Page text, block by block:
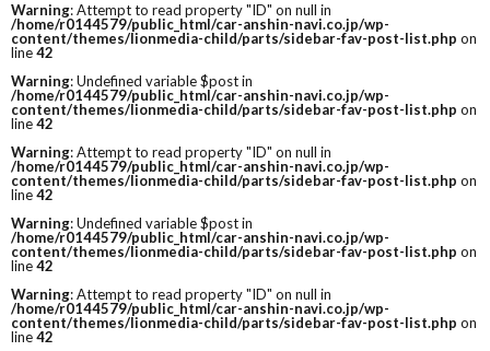
Warning: Attempt to read property "ID" on null in
/home/r0144579/public_html/car-anshin-navi.co.jp/wp-
content/themes/lionmedia-child/parts/sidebar-fav-post-list.php on
line42
Warning: Undefined variable $post in
/home/r0144579/public_html/car-anshin-navi.co.jp/wp-
content/themes/lionmedia-child/parts/sidebar-fav-post-list.php on
line42
Warning: Attempt to read property "ID" on null in
/home/r0144579/public_html/car-anshin-navi.co.jp/wp-
content/themes/lionmedia-child/parts/sidebar-fav-post-list.php on
line42
Warning: Undefined variable $post in
/home/r0144579/public_html/car-anshin-navi.co.jp/wp-
content/themes/lionmedia-child/parts/sidebar-fav-post-list.php on
line42
Warning: Attempt to read property "ID" on null in
/home/r0144579/public_html/car-anshin-navi.co.jp/wp-
content/themes/lionmedia-child/parts/sidebar-fav-post-list.php on
line42